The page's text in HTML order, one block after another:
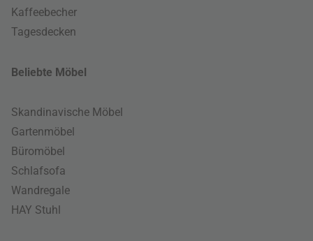
Kaffeebecher
Tagesdecken
Beliebte Möbel
Skandinavische Möbel
Gartenmöbel
Büromöbel
Schlafsofa
Wandregale
HAY Stuhl